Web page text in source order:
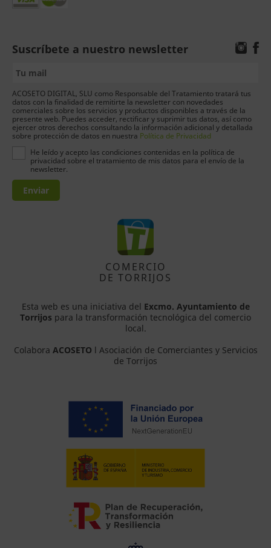
Suscríbete a nuestro newsletter
ACOSETO DIGITAL, SLU como Responsable del Tratamiento tratará tus
datos con la finalidad de remitirte la newsletter con novedades
comerciales sobre los servicios y productos disponibles a través de la
presente web. Puedes acceder, rectificar y suprimir tus datos, así como
ejercer otros derechos consultando la información adicional y detallada
sobre protección de datos en nuestra Política de Privacidad
He leído y acepto las condiciones contenidas en la política de
privacidad sobre el tratamiento de mis datos para el envío de la
newsletter.
Enviar
COMERCIO
DE TORRIJOS
Esta web es una iniciativa del Excmo. Ayuntamiento de
Torrijos para la transformación tecnológica del comercio
local.
Colabora ACOSETO l Asociación de Comerciantes y Servicios
de Torrijos